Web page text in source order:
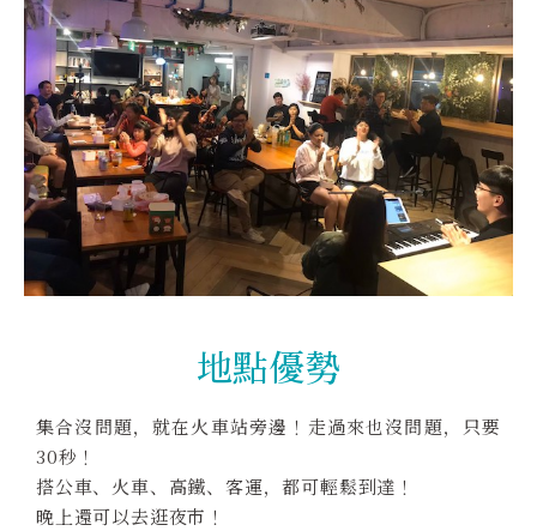
地點優勢
集合沒問題，就在火車站旁邊！走過來也沒問題，只要
30秒！
搭公車、火車、高鐵、客運，都可輕鬆到達！
晚上還可以去逛夜市！